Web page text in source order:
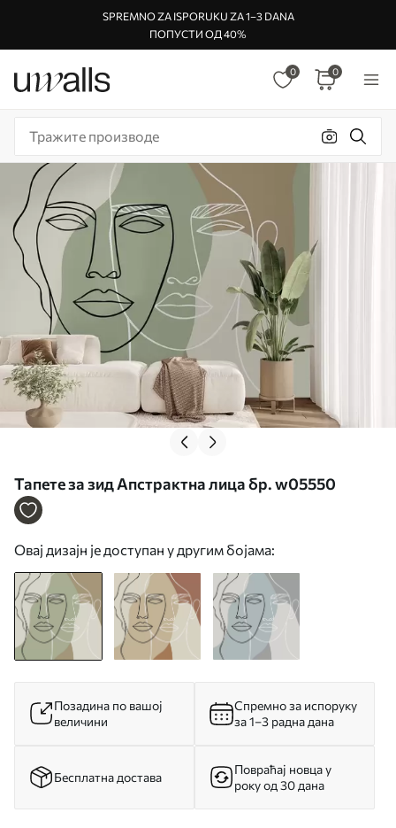
SPREMNO ZA ISPORUKU ZA 1–3 DANA
ПОПУСТИ ОД 40%
0 0
Тапете за зид Апстрактна лица бр. w05550
Овај дизајн је доступан у другим бојама:
Позадина по вашој
величини
Спремно за испоруку
за 1–3 радна дана
Бесплатна достава
Повраћај новца у
року од 30 дана